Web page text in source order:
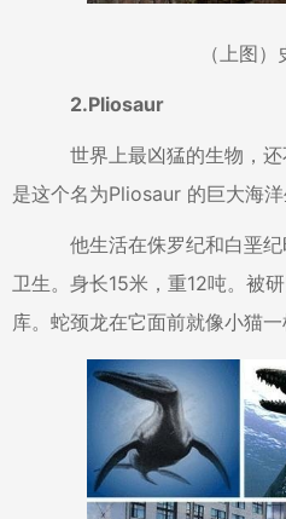
（上图
2.Pliosaur
世界上最凶猛的生物，还
是这个名为Pliosaur 的巨大海洋
他生活在侏罗纪和白垩纪
卫生。身长15米，重12吨。被
库。蛇颈龙在它面前就像小猫一